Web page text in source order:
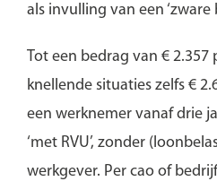
als invulling van een ‘zware
Tot een bedrag van € 2.357
knellende situaties zelfs €
een werknemer vanaf drie
‘met RVU’, zonder
werkgever. Per cao of